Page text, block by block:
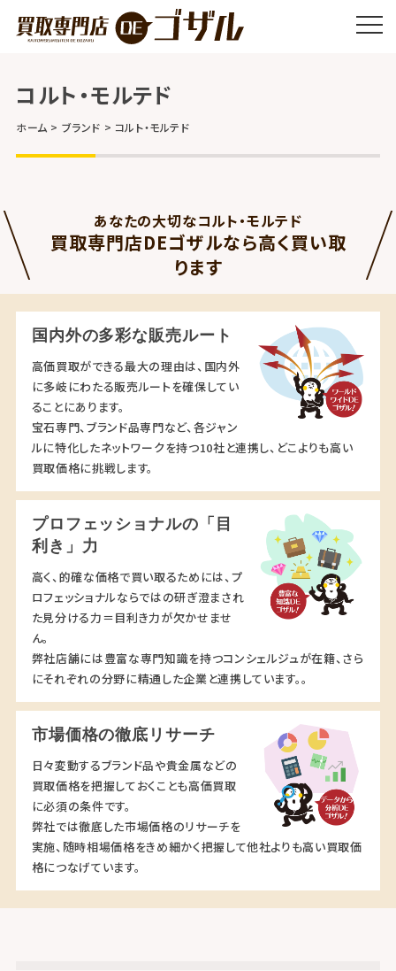
コルト・モルテド
ホーム ブランド コルト・モルテド
あなたの大切なコルト・モルテド
買取専門店DEゴザルなら高く買い取
ります
国内外の多彩な販売ルート
高価買取ができる最大の理由は、国内外
に多岐にわたる販売ルートを確保してい
ることにあります。
宝石専門、ブランド品専門など、各ジャン
ルに特化したネットワークを持つ10社と連携し、どこよりも高い
買取価格に挑戦します。
プロフェッショナルの「目
利き」力
高く、的確な価格で買い取るためには、プ
ロフェッショナルならではの研ぎ澄まされ
た見分ける力＝目利き力が欠かせませ
ん。
弊社店舗には豊富な専門知識を持つコンシェルジュが在籍、さら
にそれぞれの分野に精通した企業と連携しています。。
市場価格の徹底リサーチ
日々変動するブランド品や貴金属などの
買取価格を把握しておくことも高価買取
に必須の条件です。
弊社では徹底した市場価格のリサーチを
実施、随時相場価格をきめ細かく把握して他社よりも高い買取価
格につなげています。